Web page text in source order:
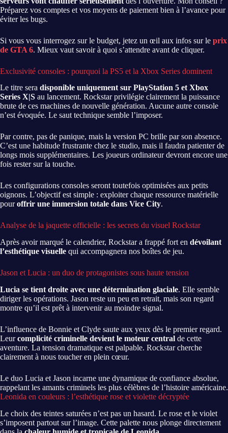
Préparez vos comptes et vos moyens de paiement bien à l’avance pour
éviter les bugs.
Si vous vous interrogez sur le budget, jetez un œil aux infos sur le prix
de GTA 6. Mieux vaut savoir à quoi s’attendre avant de cliquer.
Exclusivité consoles : pourquoi la PS5 et la Xbox Series dominent
Le titre sera disponible uniquement sur PlayStation 5 et Xbox
Series X|S au lancement. Rockstar privilégie clairement la puissance
brute de ces machines de nouvelle génération. Aucune autre console
n’est évoquée. Le saut technique semble l’imposer.
Par contre, pas de panique, mais la version PC brille par son absence.
C’est une habitude frustrante chez le studio, mais il faudra patienter de
longs mois supplémentaires. Les joueurs ordinateur devront encore une
fois rester sur la touche.
Les configurations consoles seront toutefois optimisées aux petits
oignons. L’objectif est simple : exploiter chaque ressource matérielle
pouroffrir une immersion totale dans Vice City.
Analyse de la jaquette officielle : les secrets du visuel Rockstar
Après avoir marqué le calendrier, Rockstar a frappé fort en dévoilant
l’esthétique visuelle qui accompagnera nos boîtes de jeu.
Jason et Lucia : un duo de protagonistes sous haute tension
Lucia se tient droite avec une détermination glaciale. Elle semble
diriger les opérations. Jason reste un peu en retrait, mais son regard
montre qu’il est prêt à intervenir au moindre signal.
L’influence de Bonnie et Clyde saute aux yeux dès le premier regard.
Leurcomplicité criminelle devient le moteur central de cette
aventure. La tension dramatique est palpable. Rockstar cherche
clairement à nous toucher en plein cœur.
Le duo Lucia et Jason incarne une dynamique de confiance absolue,
rappelant les amants criminels les plus célèbres de l’histoire américaine.
Leonida en couleurs : l’esthétique rose et violette décryptée
Le choix des teintes saturées n’est pas un hasard. Le rose et le violet
s’imposent partout sur l’image. Cette palette nous plonge directement